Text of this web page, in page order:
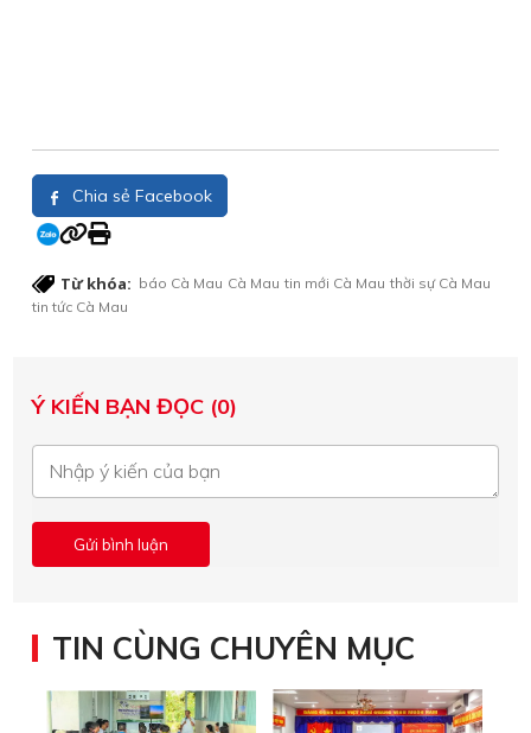
Chia sẻ Facebook
Từ khóa: báo Cà Mau Cà Mau tin mới Cà Mau thời sự Cà Mau
tin tức Cà Mau
Ý KIẾN BẠN ĐỌC (0)
TIN CÙNG CHUYÊN MỤC